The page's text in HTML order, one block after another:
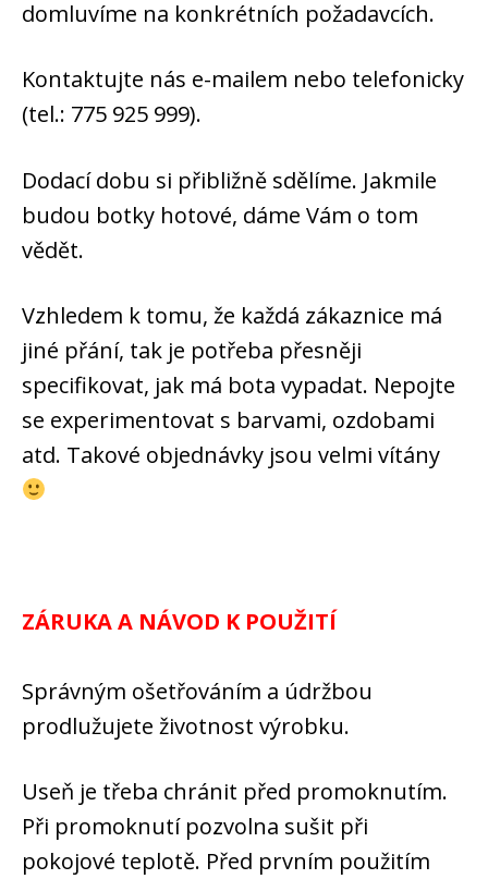
domluvíme na konkrétních požadavcích.
Kontaktujte nás e-mailem nebo telefonicky
(tel.: 775 925 999).
Dodací dobu si přibližně sdělíme. Jakmile
budou botky hotové, dáme Vám o tom
vědět.
Vzhledem k tomu, že každá zákaznice má
jiné přání, tak je potřeba přesněji
specifikovat, jak má bota vypadat. Nepojte
se experimentovat s barvami, ozdobami
atd. Takové objednávky jsou velmi vítány
ZÁRUKA A NÁVOD K POUŽITÍ
Správným ošetřováním a údržbou
prodlužujete životnost výrobku.
Useň je třeba chránit před promoknutím.
Při promoknutí pozvolna sušit při
pokojové teplotě. Před prvním použitím